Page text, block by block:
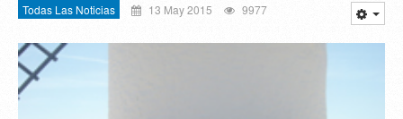
Todas Las Noticias 13 May 2015 9977